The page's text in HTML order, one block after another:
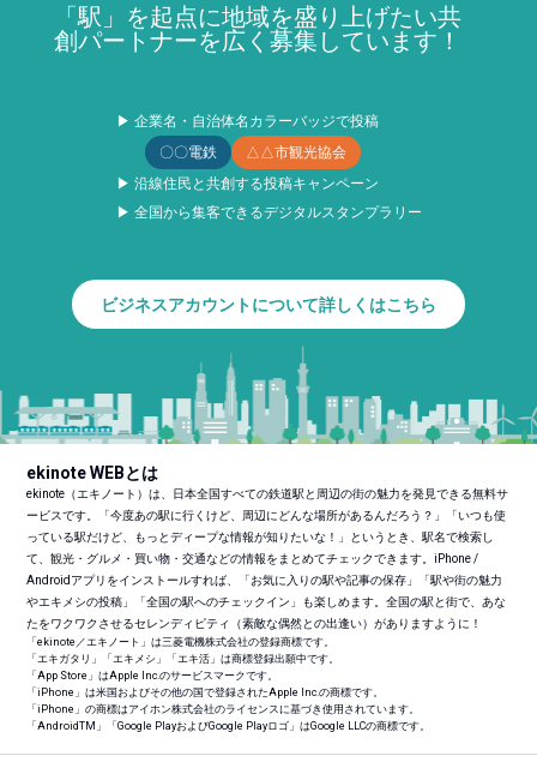
「駅」を起点に地域を盛り上げたい共
創パートナーを広く募集しています！
▶ 企業名・自治体名カラーバッジで投稿
〇〇電鉄
△△市観光協会
▶ 沿線住民と共創する投稿キャンペーン
▶ 全国から集客できるデジタルスタンプラリー
ビジネスアカウントについて詳しくはこちら
ekinote WEBとは
ekinote（エキノート）は、日本全国すべての鉄道駅と周辺の街の魅力を発見できる無料サ
ービスです。「今度あの駅に行くけど、周辺にどんな場所があるんだろう？」「いつも使
っている駅だけど、もっとディープな情報が知りたいな！」というとき、駅名で検索し
て、観光・グルメ・買い物・交通などの情報をまとめてチェックできます。iPhone /
Androidアプリをインストールすれば、「お気に入りの駅や記事の保存」「駅や街の魅力
やエキメシの投稿」「全国の駅へのチェックイン」も楽しめます。全国の駅と街で、あな
たをワクワクさせるセレンディピティ（素敵な偶然との出逢い）がありますように！
「ekinote／エキノート」は三菱電機株式会社の登録商標です。
「エキガタリ」「エキメシ」「エキ活」は商標登録出願中です。
「App Store」はApple Inc.のサービスマークです。
「iPhone」は米国およびその他の国で登録されたApple Inc.の商標です。
「iPhone」の商標はアイホン株式会社のライセンスに基づき使用されています。
「AndroidTM 」「Google PlayおよびGoogle Playロゴ」はGoogle LLCの商標です。